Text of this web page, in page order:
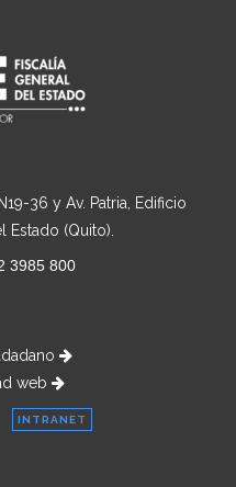
36 y Av. Patria, Edificio
Estado (Quito).
3985 800
web
INTRANET